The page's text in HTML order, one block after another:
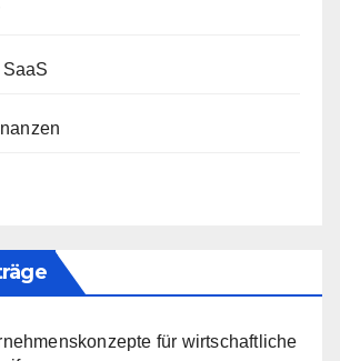
für wirtschaftliche